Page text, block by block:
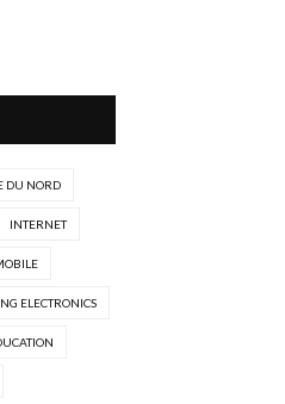
DU NORD
INTERNET
ELECTRONICS